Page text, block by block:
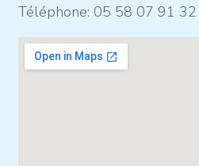
Téléphone: 05 58 07 91 32